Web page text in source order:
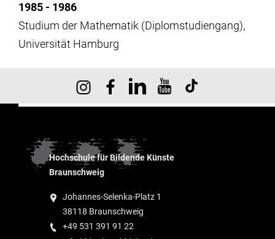
1985 - 1986
Studium der Mathematik (Diplomstudiengang),
Universität Hamburg
Hochschule für Bildende Künste
Braunschweig
Johannes-Selenka-Platz 1
38118 Braunschweig
+49 531 391 91 22